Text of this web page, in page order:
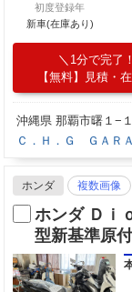
初度登録年
新車(在庫あり)
1分で完了！
【無料】見積・
沖縄県 那覇市曙１−
Ｃ．Ｈ．Ｇ ＧＡＲ
ホンダ 複数画像
ホンダ Ｄ
型新基準原